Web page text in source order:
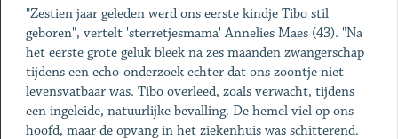
"Zestien jaar geleden werd ons eerste kindje Tibo stil
geboren", vertelt 'sterretjesmama' Annelies Maes (43). "Na
het eerste grote geluk bleek na zes maanden zwangerschap
tijdens een echo-onderzoek echter dat ons zoontje niet
levensvatbaar was. Tibo overleed, zoals verwacht, tijdens
een ingeleide, natuurlijke bevalling. De hemel viel op ons
hoofd, maar de opvang in het ziekenhuis was schitterend.